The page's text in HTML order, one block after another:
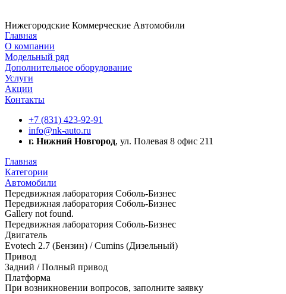
Нижегородские Коммерческие Автомобили
Главная
О компании
Модельный ряд
Дополнительное оборудование
Услуги
Акции
Контакты
+7 (831) 423-92-91
info@nk-auto.ru
г. Нижний Новгород, ул. Полевая 8 офис 211
Главная
Категории
Автомобили
Передвижная лаборатория Соболь-Бизнес
Передвижная лаборатория Соболь-Бизнес
Gallery not found.
Передвижная лаборатория Соболь-Бизнес
Двигатель
Evotech 2.7 (Бензин) / Cumins (Дизельный)
Привод
Задний / Полный привод
Платформа
При возникновении вопросов, заполните заявку